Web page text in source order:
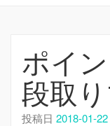
ポイ
段取
投稿日 2018-01-22